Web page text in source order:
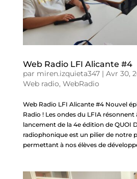
Web Radio LFI Alicante #4
par miren.izquieta347| Avr 30,
Web radio, WebRadio
Web Radio LFI Alicante #4 Nouvel
Radio ! Les ondes du LFIA résonnent
lancement de la 4e édition de QUOI
radiophonique est un pilier de notre
permettant à nos élèves de